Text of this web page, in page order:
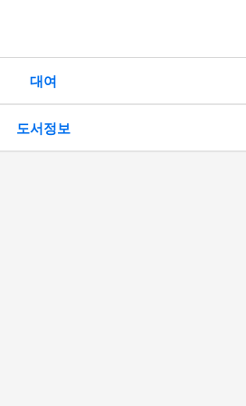
대여
도서정보